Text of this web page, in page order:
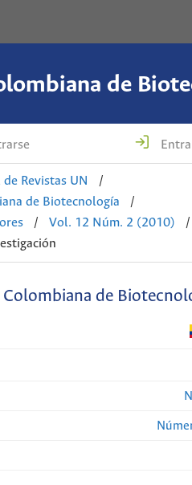
de
de Revistas UN
/
de Biotecnología
/
/ Vol. 12 Núm. 2 (2010)
/
Colombiana de